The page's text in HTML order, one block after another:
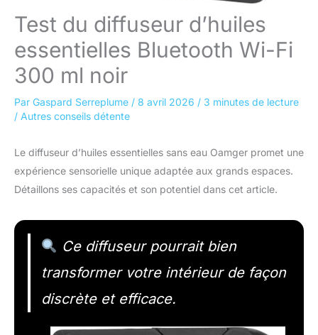
Test du diffuseur d’huiles
essentielles Bluetooth Wi-Fi
300 ml noir
Par Gaspard Serreplume / 8 avril 2026 / 3 minutes de lecture
/ Autres conseils détente
Le diffuseur d’huiles essentielles sans eau Oamger promet une
expérience sensorielle unique adaptée aux grands espaces.
Détaillons ses capacités et son potentiel dans cet article.
Ce diffuseur pourrait bien
transformer votre intérieur de façon
discrète et efficace.